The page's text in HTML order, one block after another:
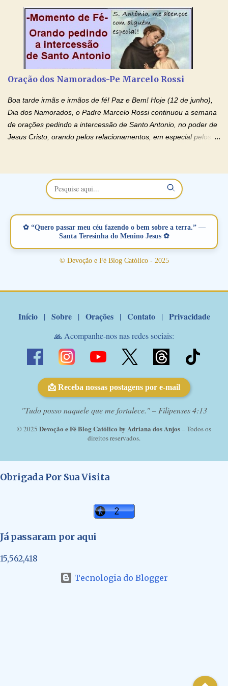
no programa de rádio Momento de Fé, pela cura dos
relacionamentos. Seu relacionamento está doente? Você está
sofrendo? Então ouça o Momento de Fé e entre nesta corrente
de orações abençoadas, d eixe o Amor Ágape de Jesus curar e
restaurar você e seu relacionamento. Adriana-Devoção e Fé
separados, devido ao envolvimento de outras pessoas no
relacionamento e que minaram, espiritualmente, a relação do
casal. Vamos orar (coloque o seu esposo ou esposa diante de
Deus). "Senhor Jesus, restaura os laços ...
Oração dos Namorados-Pe Marcelo Rossi
Boa tarde irmãs e irmãos de fé! Paz e Bem! Hoje (12 de junho),
Dia dos Namorados, o Padre Marcelo Rossi continuou a semana
de orações pedindo a intercessão de Santo Antonio, no poder de
Jesus Cristo, orando pelos relacionamentos, em especial pelos
maravilhosos cartões que coloquei aqui para vocês. Não perca
esta abençoada semana no Momento de Fé do Padre Marcelo,
vamos juntos formar esta forte corrente de orações. Você que
verdadeiro, ou que está com problemas no relacionamento
amoroso, creia na poderosa intercessão deste santo amigo:
Santo Antonio! Tenha fé, não desista, pois ele intercede por nós
junto a Jesus! Fique no Amor Ágape de Jesus e no Amor Materno
✿ “Quero passar meu céu fazendo o bem sobre a terra.” —
Santa Teresinha do Menino Jesus ✿
© Devoção e Fé Blog Católico - 2025
Início | Sobre | Orações | Contato | Privacidade
🙏 Acompanhe-nos nas redes sociais:
📩 Receba nossas postagens por e-mail
"Tudo posso naquele que me fortalece." – Filipenses 4:13
© 2025 Devoção e Fé Blog Católico by Adriana dos Anjos– Todos os
direitos reservados.
Obrigada Por Sua Visita
Já passaram por aqui
15,562,418
Tecnologia do Blogger